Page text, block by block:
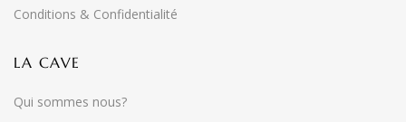
Conditions & Confidentialité
LA CAVE
Qui sommes nous?